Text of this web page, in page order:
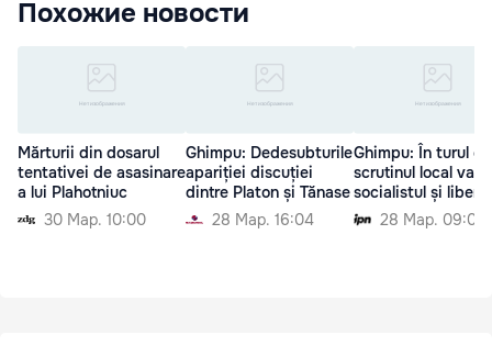
Похожие новости
Mărturii din dosarul
tentativei de asasinare
a lui Plahotniuc
30 Мар. 10:00
Ghimpu: Dedesubturile
apariției discuției
dintre Platon și Tănase
28 Мар. 16:04
Ghimpu: În turul
scrutinul local va fi
socialistul și
28 Мар. 09:00